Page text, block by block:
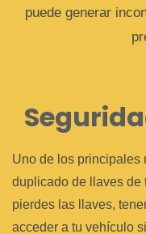
puede generar
Uno de los principales
duplicado de llaves de
pierdes las llaves,
acceder a tu vehículo